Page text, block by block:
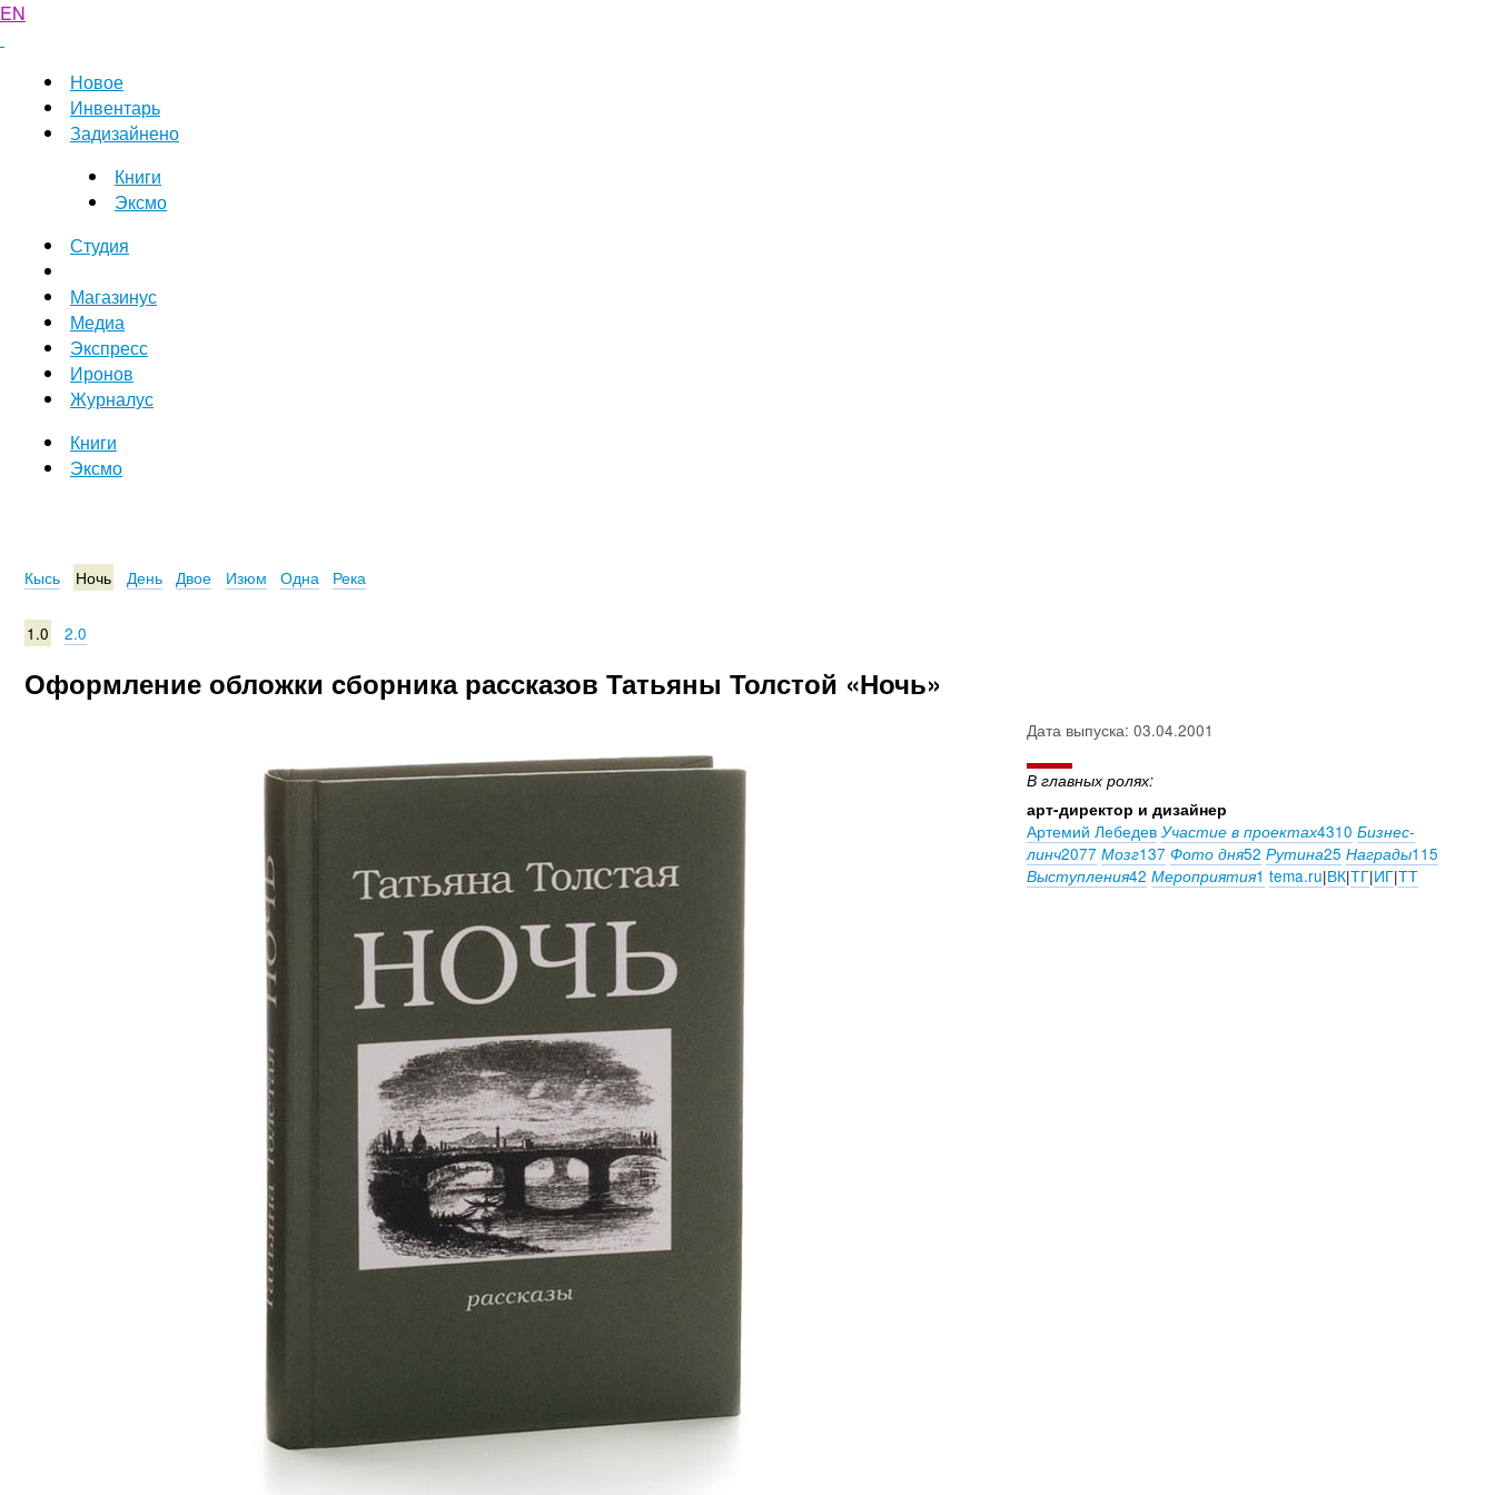
EN
Новое
Инвентарь
Задизайнено
Книги
Эксмо
Студия
Магазинус
Медиа
Экспресс
Иронов
Журналус
Книги
Эксмо
Кысь Ночь День Двое Изюм Одна Река
1.0 2.0
Оформление обложки cборника рассказов Татьяны Толстой «Ночь»
Дата выпуска: 03.04.2001
В главных ролях:
арт-директор и дизайнер
Артемий Лебедев Участие в проектах4310 Бизнес-
линч2077 Мозг137 Фото дня52 Рутина25 Награды115
Выступления42 Мероприятия1 tema.ru|ВК|ТГ|ИГ|ТТ